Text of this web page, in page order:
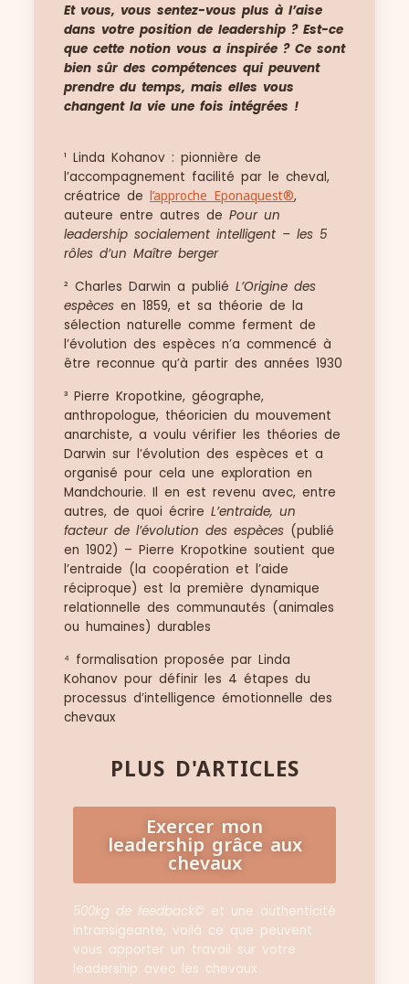
Et vous, vous sentez-vous plus à l’aise
dans votre position de leadership ? Est-ce
que cette notion vous a inspirée ? Ce sont
bien sûr des compétences qui peuvent
prendre du temps, mais elles vous
changent la vie une fois intégrées !
¹ Linda Kohanov : pionnière de
l’accompagnement facilité par le cheval,
créatrice de l’approche Eponaquest®,
auteure entre autres de Pour un
leadership socialement intelligent – les 5
rôles d’un Maître berger
² Charles Darwin a publié L’Origine des
espècesen 1859, et sa théorie de la
sélection naturelle comme ferment de
l’évolution des espèces n’a commencé à
être reconnue qu’à partir des années 1930
³ Pierre Kropotkine, géographe,
anthropologue, théoricien du mouvement
anarchiste, a voulu vérifier les théories de
Darwin sur l’évolution des espèces et a
organisé pour cela une exploration en
Mandchourie. Il en est revenu avec, entre
autres, de quoi écrire L’entraide, un
facteur de l’évolution des espèces(publié
en 1902) – Pierre Kropotkine soutient que
l’entraide (la coopération et l’aide
réciproque) est la première dynamique
relationnelle des communautés (animales
ou humaines) durables
⁴ formalisation proposée par Linda
Kohanov pour définir les 4 étapes du
processus d’intelligence émotionnelle des
chevaux
PLUS D'ARTICLES
Exercer mon
leadership grâce aux
chevaux
500kg de feedback© et une authenticité
intransigeante, voilà ce que peuvent
vous apporter un travail sur votre
leadership avec les chevaux